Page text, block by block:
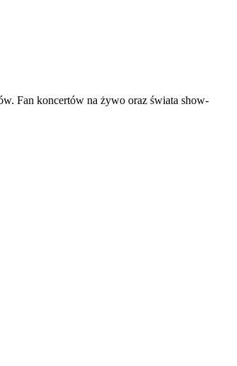
Fan koncertów na żywo oraz świata show-